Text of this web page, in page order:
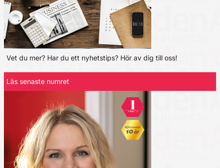
Vet du mer? Har du ett nyhetstips? Hör av dig till oss!
Läs senaste numret